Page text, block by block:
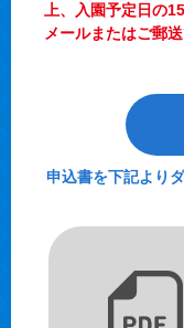
上、入園予定日の
メールまたはご郵
申込書を下記より